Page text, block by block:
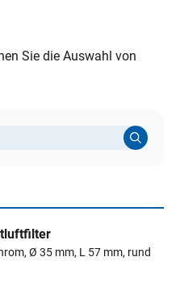
Sie die Auswahl von
Ø 35 mm, L 57 mm, rund